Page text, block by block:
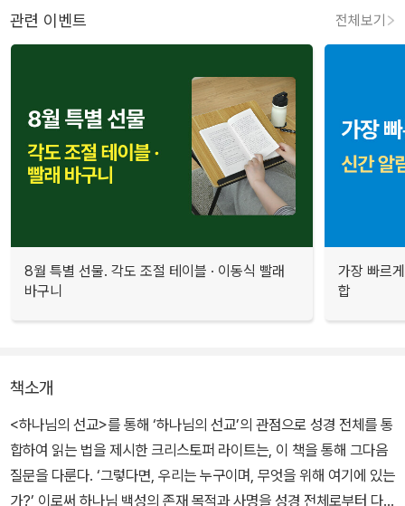
관련 이벤트 전체보기
8월 특별 선물. 각도 조절 테이블 · 이동식 빨래
바구니
가장 빠르
합
책소개
<하나님의 선교>를 통해 ‘하나님의 선교’의 관점으로 성경 전체를 통
합하여 읽는 법을 제시한 크리스토퍼 라이트는, 이 책을 통해 그다음
질문을 다룬다. ‘그렇다면, 우리는 누구이며, 무엇을 위해 여기에 있는
가?’ 이로써 하나님 백성의 존재 목적과 사명을 성경 전체로부터 다